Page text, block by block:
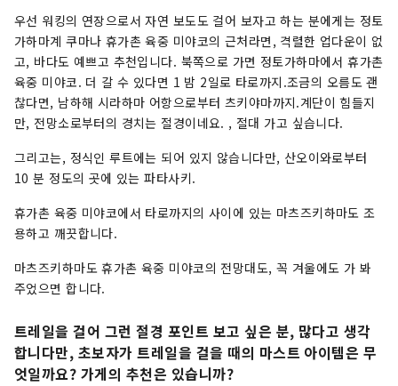
우선 워킹의 연장으로서 자연 보도도 걸어 보자고 하는 분에게는 정토
가하마계 쿠마나 휴가촌 육중 미야코의 근처라면, 격렬한 업다운이 없
고, 바다도 예쁘고 추천입니다. 북쪽으로 가면 정토가하마에서 휴가촌
육중 미야코. 더 갈 수 있다면 1 밤 2일로 타로까지.조금의 오름도 괜
찮다면, 남하해 시라하마 어항으로부터 츠키야마까지.계단이 힘들지
만, 전망소로부터의 경치는 절경이네요. , 절대 가고 싶습니다.
그리고는, 정식인 루트에는 되어 있지 않습니다만, 산오이와로부터
10 분 정도의 곳에 있는 파타사키.
휴가촌 육중 미야코에서 타로까지의 사이에 있는 마츠즈키하마도 조
용하고 깨끗합니다.
마츠즈키하마도 휴가촌 육중 미야코의 전망대도, 꼭 겨울에도 가 봐
주었으면 합니다.
트레일을 걸어 그런 절경 포인트 보고 싶은 분, 많다고 생각
합니다만, 초보자가 트레일을 걸을 때의 마스트 아이템은 무
엇일까요? 가게의 추천은 있습니까?